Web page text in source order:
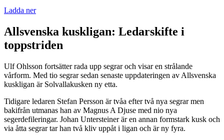
Ladda ner
Allsvenska kuskligan: Ledarskifte i
toppstriden
Ulf Ohlsson fortsätter rada upp segrar och visar en strålande
vårform. Med tio segrar sedan senaste uppdateringen av Allsvenska
kuskligan är Solvallakusken ny etta.
Tidigare ledaren Stefan Persson är tvåa efter två nya segrar men
bakifrån utmanas han av Magnus A Djuse med nio nya
segerdefileringar. Johan Untersteiner är en annan formstark kusk och
via åtta segrar tar han två kliv uppåt i ligan och är ny fyra.